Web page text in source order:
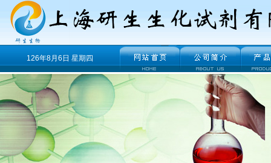
126年8月6日 星期四